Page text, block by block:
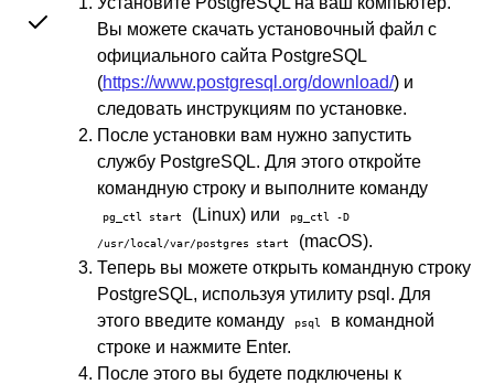
Вы можете скачать установочный файл с
официального сайта PostgreSQL
(https://www.postgresql.org/download/) и
следовать инструкциям по установке.
После установки вам нужно запустить
службу PostgreSQL. Для этого откройте
командную строку и выполните команду
pg_ctl start (Linux) или
pg_ctl -D
/usr/local/var/postgres start
(macOS).
Теперь вы можете открыть командную строку
PostgreSQL, используя утилиту psql. Для
этого введите команду
psql
в командной
строке и нажмите Enter.
После этого вы будете подключены к